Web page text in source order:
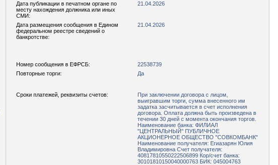
Дата публикации в печатном органе по
месту нахождения должника или иных
СМИ:
21.04.2026
Дата размещения сообщения в Едином
федеральном реестре сведений о
банкротстве:
21.04.2026
Номер сообщения в ЕФРСБ:
22538739
Повторные торги: Да
Сроки платежей, реквизиты счетов:
При заключении договора с лицом,
выигравшим торги, сумма внесенного им
задатка засчитывается в счет исполнения
договора. Оплата должна быть произведена в
течении 30 дней с момента окончания торгов.
Наименование банка: ФИЛИАЛ
"ЦЕНТРАЛЬНЫЙ" ПУБЛИЧНОЕ
АКЦИОНЕРНОЕ ОБЩЕСТВО "СОВКОМБАНК"
Наименование получателя: Егиазарян Юлия
Владимировна Счет получателя:
40817810550222506899 Кор/счет банка:
30101810150040000763 БИК: 045004763